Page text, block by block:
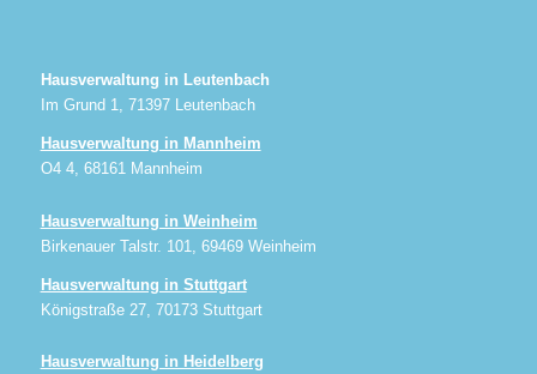
Hausverwaltung in Leutenbach
Im Grund 1, 71397 Leutenbach
Hausverwaltung in Mannheim
O4 4, 68161 Mannheim
Hausverwaltung in Weinheim
Birkenauer Talstr. 101, 69469 Weinheim
Hausverwaltung in Stuttgart
Königstraße 27, 70173 Stuttgart
Hausverwaltung in Heidelberg